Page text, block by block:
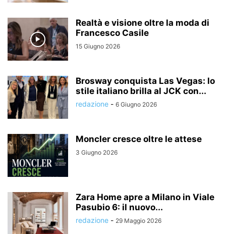
Realtà e visione oltre la moda di
Francesco Casile
15 Giugno 2026
Brosway conquista Las Vegas: lo
stile italiano brilla al JCK con...
redazione - 6 Giugno 2026
Moncler cresce oltre le attese
3 Giugno 2026
Zara Home apre a Milano in Viale
Pasubio 6: il nuovo...
redazione - 29 Maggio 2026